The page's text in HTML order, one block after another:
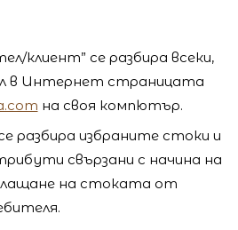
клиент” се разбира всеки,
в Интернет страницата
на своя компютър.
разбира избраните стоки и
свързани с начина на
на стоката от